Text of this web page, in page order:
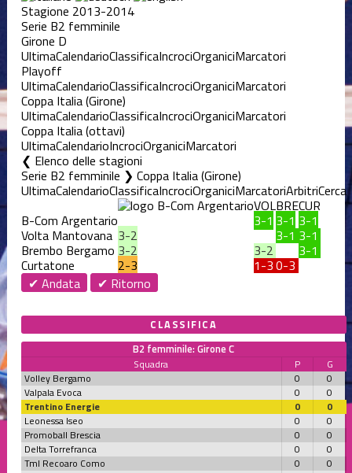
Stagione 2013-2014
Serie B2 femminile
Girone D
UltimaCalendarioClassificaIncrociOrganiciMarcatori
Playoff
UltimaCalendarioClassificaIncrociOrganiciMarcatori
Coppa Italia (Girone)
UltimaCalendarioClassificaIncrociOrganiciMarcatori
Coppa Italia (ottavi)
UltimaCalendarioIncrociOrganiciMarcatori
Elenco delle stagioni
Serie B2 femminile ❯ Coppa Italia (Girone)
UltimaCalendarioClassificaIncrociOrganiciMarcatoriArbitriCerca
VOLBRECUR
B-Com Argentario 3-1 3-1 3-1
Volta Mantovana 3-2 3-1 3-1
Brembo Bergamo 3-2 3-2 3-1
Curtatone 2-3 1-30-3
✔ Andata
✔ Ritorno
CLASSIFICA
B2 femminile: Girone C
Squadra P
G
Volley Bergamo
0
0
Valpala Evoca
0
0
Trentino Energie
0
0
Leonessa Iseo
0
0
Promoball Brescia
0
0
Delta Torrefranca
0
0
Tml Recoaro Como
0
0